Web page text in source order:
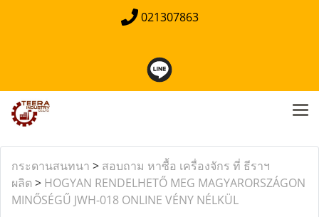
021307863
กระดานสนทนา > สอบถาม หาซื้อ เครื่องจักร ที่ ธีราฯ
ผลิต > HOGYAN RENDELHETŐ MEG MAGYARORSZÁGON
MINŐSÉGŰ JWH-018 ONLINE VÉNY NÉLKÜL